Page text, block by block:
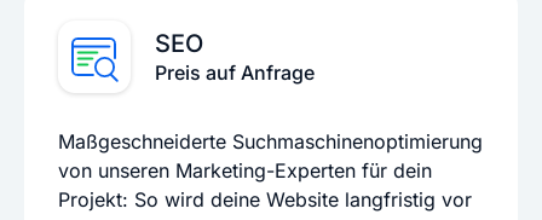
SEO
Preis auf Anfrage
Maßgeschneiderte Suchmaschinenoptimierung
von unseren Marketing-Experten für dein
Projekt: So wird deine Website langfristig vor